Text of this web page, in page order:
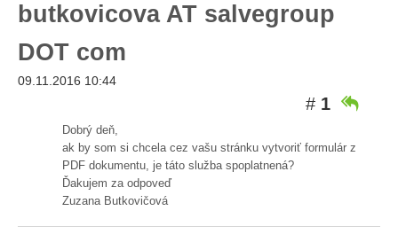
butkovicova AT salvegroup
DOT com
09.11.2016 10:44
# 1 
Dobrý deň,
ak by som si chcela cez vašu stránku vytvoriť formulár z
PDF dokumentu, je táto služba spoplatnená?
Ďakujem za odpoveď
Zuzana Butkovičová